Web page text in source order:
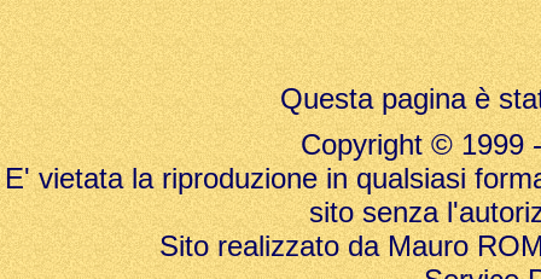
Questa pagina è
Copyright © 1999
E' vietata la riproduzione in qualsiasi
sito senza
Sito realizzato da Mauro